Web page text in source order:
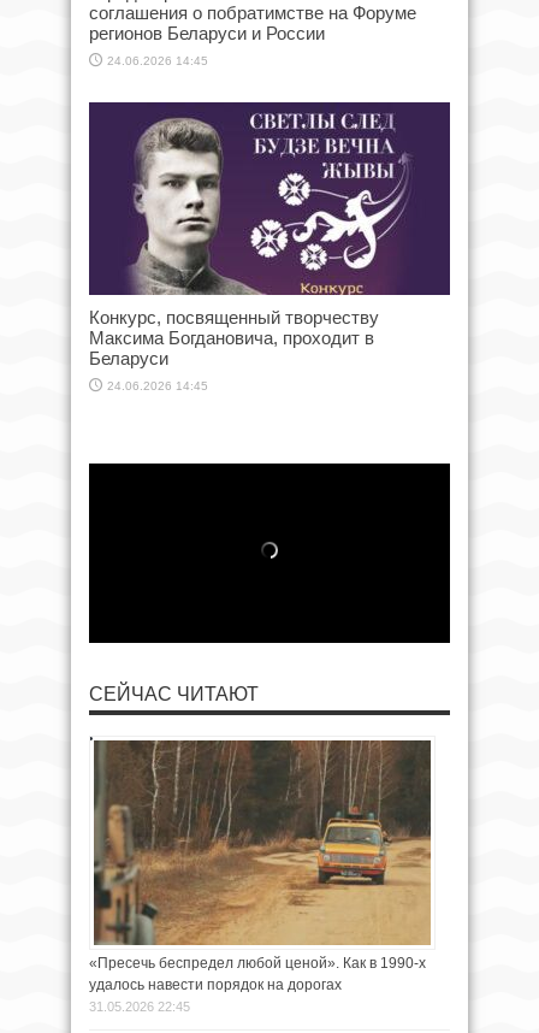
соглашения о побратимстве на Форуме
регионов Беларуси и России
24.06.2026 14:45
Конкурс, посвященный творчеству
Максима Богдановича, проходит в
Беларуси
24.06.2026 14:45
СЕЙЧАС ЧИТАЮТ
«Пресечь беспредел любой ценой». Как в 1990-х
удалось навести порядок на дорогах
31.05.2026 22:45